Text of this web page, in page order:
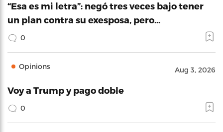
“Esa es mi letra”: negó tres veces bajo tener
un plan contra su exesposa, pero…
0
Opinions Aug 3, 2026
Voy a Trump y pago doble
0